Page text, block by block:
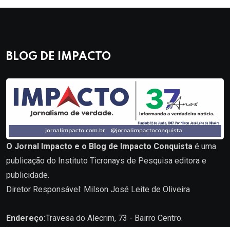
BLOG DE IMPACTO
O Jornal Impacto e o Blog de Impacto Conquista é uma
publicação do Instituto Ticronays de Pesquisa editora e
publicidade.
Diretor Responsável: Milson José Leite de Oliveira
Endereço:Travesa do Alecrim, 73 - Bairro Centro.